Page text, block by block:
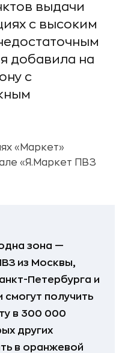
выдачи
с высоким
добавила на
с
«Маркет»
«Я.Маркет ПВЗ
зона —
из Москвы,
Петербурга и
получить
в 300 000
других
в оранжевой